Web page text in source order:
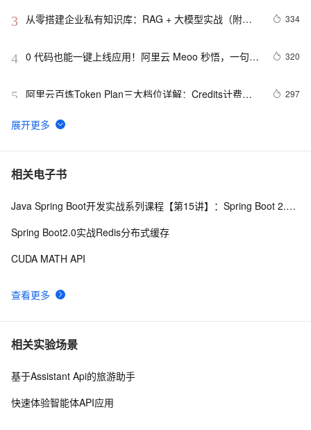
3
从零搭建企业私有知识库：RAG + 大模型实战（附完
334
4 0 代码也能一键上线应用！阿里云 Meoo 秒悟，一句话
320
5
阿里云百炼Token Plan三大档位详解：Credits计费规
297
6
千问办公 QwenWork 深度解析：基于 Qwen3.8 大模
7 阿里云百炼上线DeepSeek-V4：API 价格与官网一致，
8 阿里云百炼大模型服务平台文本、图像、音频、视频等
225
调用配置指南
相关电子书
查看更多
Java Spring Boot开发实战系列课程【第15讲】：Spring Boot 2.0 API与Spring REST Docs实战
Spring Boot2.0实战Redis分布式缓存
CUDA MATH API
相关实验场景
基于Assistant Api的旅游助手
快速体验智能体API应用